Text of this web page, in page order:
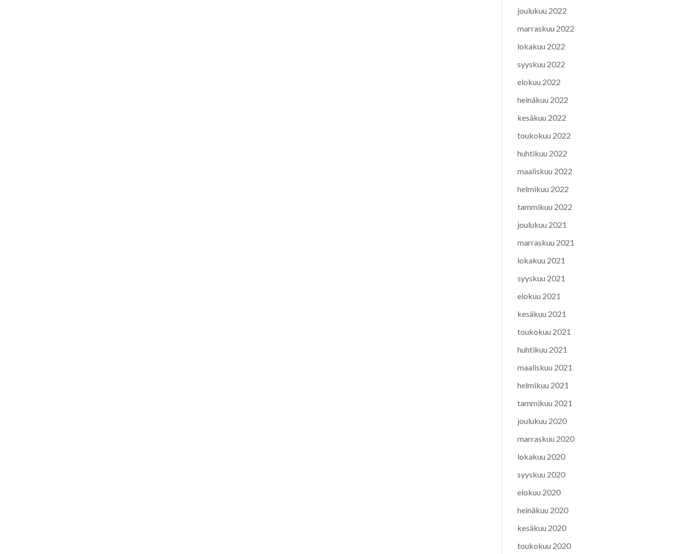
joulukuu 2022
marraskuu 2022
lokakuu 2022
syyskuu 2022
elokuu 2022
heinäkuu 2022
kesäkuu 2022
toukokuu 2022
huhtikuu 2022
maaliskuu 2022
helmikuu 2022
tammikuu 2022
joulukuu 2021
marraskuu 2021
lokakuu 2021
syyskuu 2021
elokuu 2021
kesäkuu 2021
toukokuu 2021
huhtikuu 2021
maaliskuu 2021
helmikuu 2021
tammikuu 2021
joulukuu 2020
marraskuu 2020
lokakuu 2020
syyskuu 2020
elokuu 2020
heinäkuu 2020
kesäkuu 2020
toukokuu 2020